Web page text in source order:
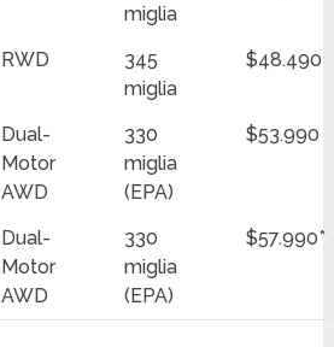
miglia
RWD
345
miglia
$48.490
Dual-
Motor
AWD
330
miglia
(EPA)
$53.990
Dual-
Motor
AWD
330
miglia
(EPA)
$57.990*